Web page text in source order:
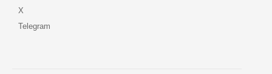
X
Telegram